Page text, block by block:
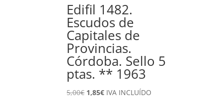
Edifil 1482.
Escudos de
Capitales de
Provincias.
Córdoba. Sello 5
ptas. ** 1963
5,00€ El
1,85€ElIVA INCLUÍDO